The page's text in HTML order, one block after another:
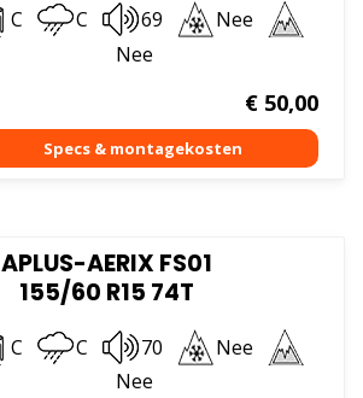
C C 69
Nee
Nee
€50,00
APLUS-AERIX FS01
155/60 R15 74T
C C 70
Nee
Nee